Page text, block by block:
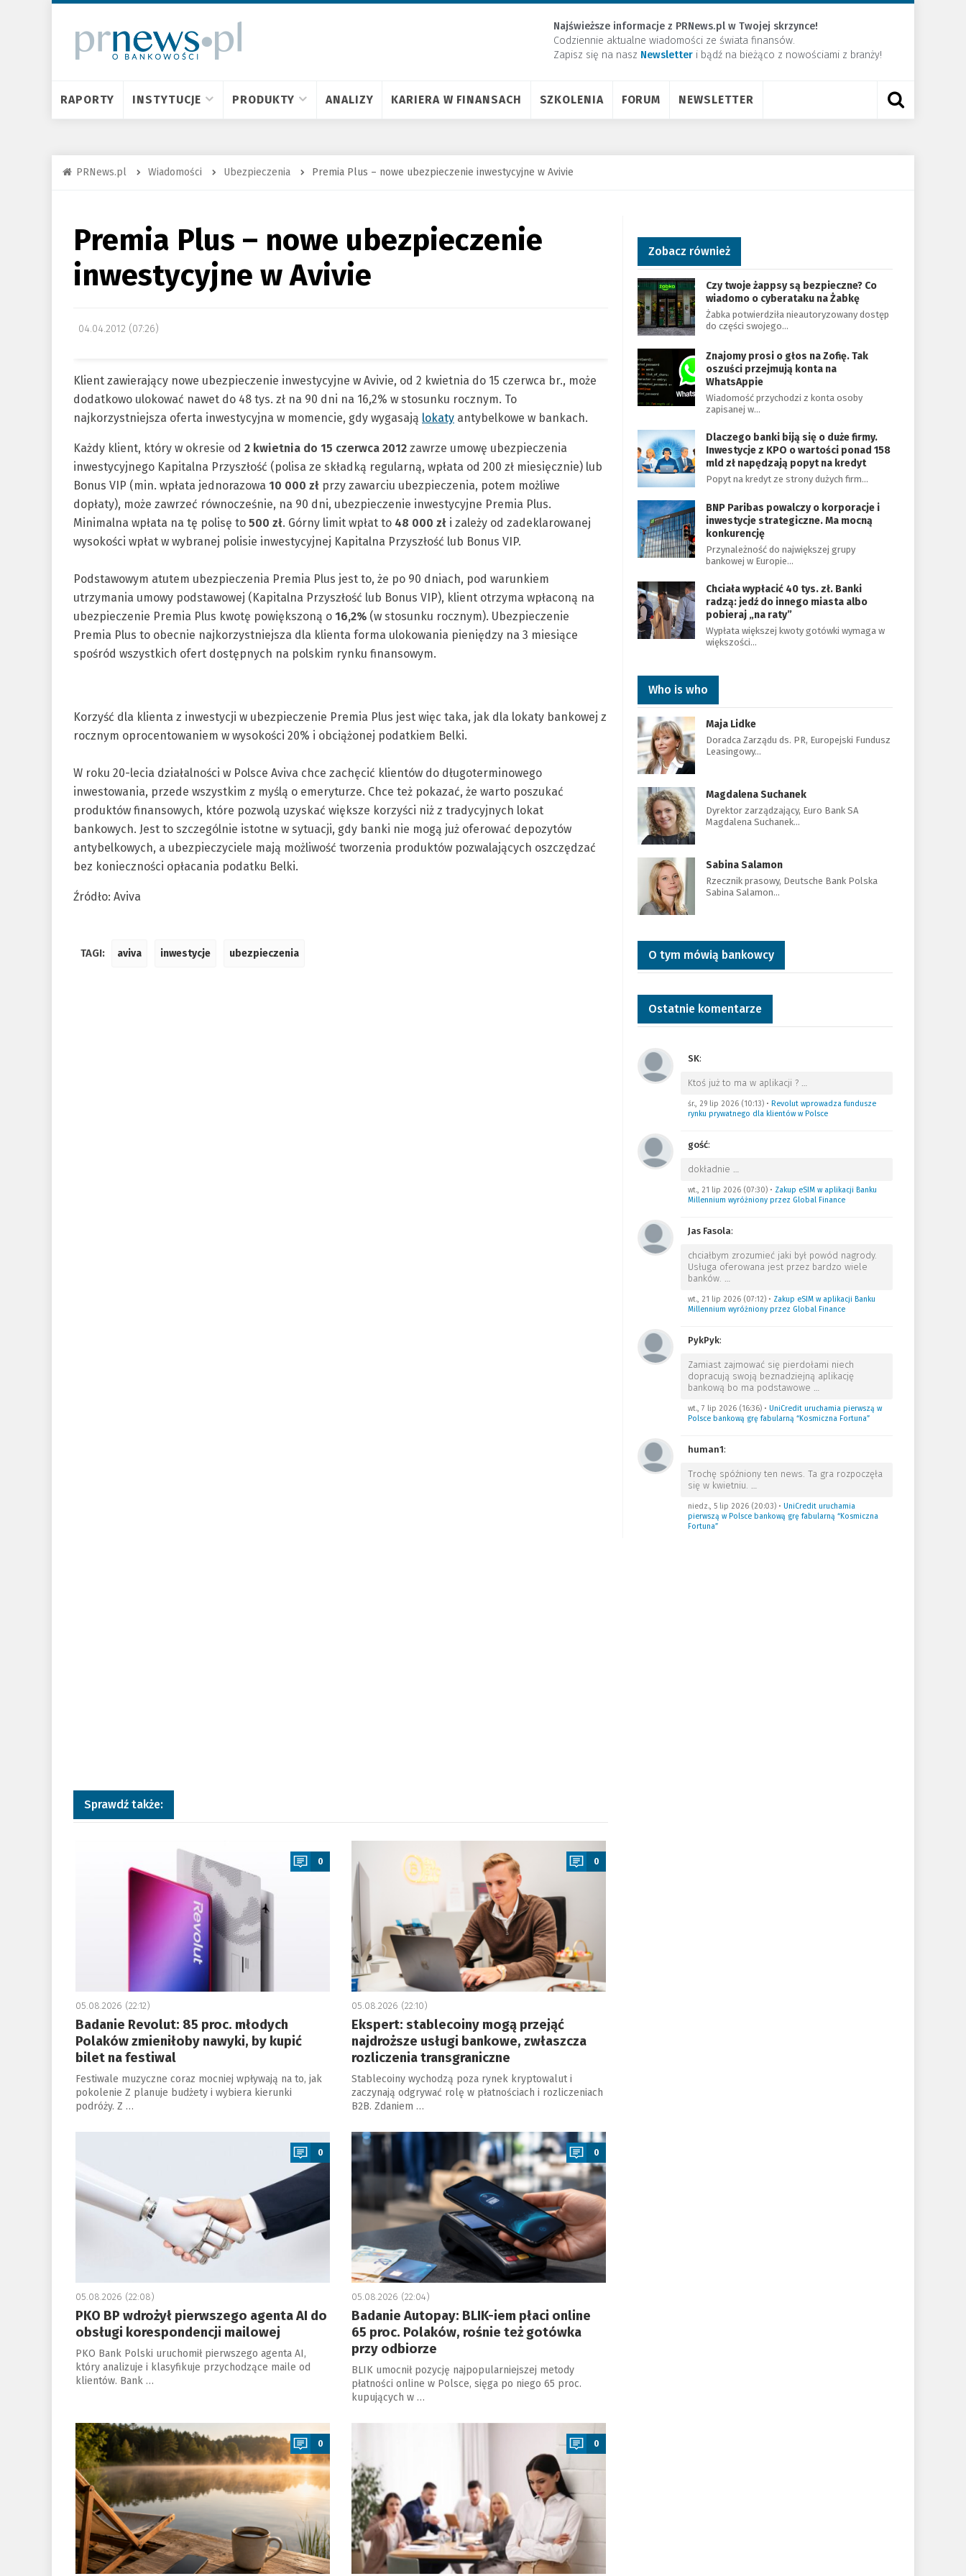
Najświeższe informacje z PRNews.pl w Twojej skrzynce!
Codziennie aktualne wiadomości ze świata finansów.
Zapisz się na nasz Newsletter ​i bądź na bieżąco z nowościami z branży!
RAPORTY INSTYTUCJE PRODUKTY ANALIZY KARIERA W FINANSACH SZKOLENIA FORUM NEWSLETTER
PRNews.pl Wiadomości Ubezpieczenia Premia Plus – nowe ubezpieczenie inwestycyjne w Avivie
Premia Plus – nowe ubezpieczenie
inwestycyjne w Avivie
04.04.2012 (07:26)
Klient zawierający nowe ubezpieczenie inwestycyjne w Avivie, od 2 kwietnia do 15 czerwca br., może
dodatkowo ulokować nawet do 48 tys. zł na 90 dni na 16,2% w stosunku rocznym. To
najkorzystniejsza oferta inwestycyjna w momencie, gdy wygasają lokaty antybelkowe w bankach.
Każdy klient, który w okresie od 2 kwietnia do 15 czerwca 2012 zawrze umowę ubezpieczenia
inwestycyjnego Kapitalna Przyszłość (polisa ze składką regularną, wpłata od 200 zł miesięcznie) lub
Bonus VIP (min. wpłata jednorazowa 10 000 zł przy zawarciu ubezpieczenia, potem możliwe
dopłaty), może zawrzeć równocześnie, na 90 dni, ubezpieczenie inwestycyjne Premia Plus.
Minimalna wpłata na tę polisę to 500 zł. Górny limit wpłat to 48 000 zł i zależy od zadeklarowanej
wysokości wpłat w wybranej polisie inwestycyjnej Kapitalna Przyszłość lub Bonus VIP.
Podstawowym atutem ubezpieczenia Premia Plus jest to, że po 90 dniach, pod warunkiem
utrzymania umowy podstawowej (Kapitalna Przyszłość lub Bonus VIP), klient otrzyma wpłaconą na
ubezpieczenie Premia Plus kwotę powiększoną o 16,2% (w stosunku rocznym). Ubezpieczenie
Premia Plus to obecnie najkorzystniejsza dla klienta forma ulokowania pieniędzy na 3 miesiące
spośród wszystkich ofert dostępnych na polskim rynku finansowym.
Korzyść dla klienta z inwestycji w ubezpieczenie Premia Plus jest więc taka, jak dla lokaty bankowej z
rocznym oprocentowaniem w wysokości 20% i obciążonej podatkiem Belki.
W roku 20-lecia działalności w Polsce Aviva chce zachęcić klientów do długoterminowego
inwestowania, przede wszystkim z myślą o emeryturze. Chce też pokazać, że warto poszukać
produktów finansowych, które pozwolą uzyskać większe korzyści niż z tradycyjnych lokat
bankowych. Jest to szczególnie istotne w sytuacji, gdy banki nie mogą już oferować depozytów
antybelkowych, a ubezpieczyciele mają możliwość tworzenia produktów pozwalających oszczędzać
bez konieczności opłacania podatku Belki.
Źródło: Aviva
TAGI: aviva inwestycje ubezpieczenia
Sprawdź także:
0
05.08.2026 (22:12)
Badanie Revolut: 85 proc. młodych
Polaków zmieniłoby nawyki, by kupić
bilet na festiwal
Festiwale muzyczne coraz mocniej wpływają na to, jak
pokolenie Z planuje budżety i wybiera kierunki
podróży. Z …
a
0
05.08.2026 (22:10)
Ekspert: stablecoiny mogą przejąć
najdroższe usługi bankowe, zwłaszcza
rozliczenia transgraniczne
Stablecoiny wychodzą poza rynek kryptowalut i
zaczynają odgrywać rolę w płatnościach i rozliczeniach
B2B. Zdaniem …
a
0
05.08.2026 (22:08)
PKO BP wdrożył pierwszego agenta AI do
obsługi korespondencji mailowej
PKO Bank Polski uruchomił pierwszego agenta AI,
który analizuje i klasyfikuje przychodzące maile od
klientów. Bank …
a
0
05.08.2026 (22:04)
Badanie Autopay: BLIK-iem płaci online
65 proc. Polaków, rośnie też gotówka
przy odbiorze
BLIK umocnił pozycję najpopularniejszej metody
płatności online w Polsce, sięga po niego 65 proc.
kupujących w …
a
0
a
0
Zobacz również
Czy twoje żappsy są bezpieczne? Co
wiadomo o cyberataku na Żabkę
Żabka potwierdziła nieautoryzowany dostęp
do części swojego…
Znajomy prosi o głos na Zofię. Tak
oszuści przejmują konta na
WhatsAppie
Wiadomość przychodzi z konta osoby
zapisanej w…
Dlaczego banki biją się o duże firmy.
Inwestycje z KPO o wartości ponad 158
mld zł napędzają popyt na kredyt
Popyt na kredyt ze strony dużych firm…
BNP Paribas powalczy o korporacje i
inwestycje strategiczne. Ma mocną
konkurencję
Przynależność do największej grupy
bankowej w Europie…
Chciała wypłacić 40 tys. zł. Banki
radzą: jedź do innego miasta albo
pobieraj „na raty”
Wypłata większej kwoty gotówki wymaga w
większości…
Who is who
Maja Lidke
Doradca Zarządu ds. PR, Europejski Fundusz
Leasingowy…
Magdalena Suchanek
Dyrektor zarządzający, Euro Bank SA
Magdalena Suchanek…
Sabina Salamon
Rzecznik prasowy, Deutsche Bank Polska
Sabina Salamon…
O tym mówią bankowcy
Ostatnie komentarze
SK:
Ktoś już to ma w aplikacji ? …
śr., 29 lip 2026 (10:13)• Revolut wprowadza fundusze
rynku prywatnego dla klientów w Polsce
gość:
dokładnie …
wt., 21 lip 2026 (07:30)• Zakup eSIM w aplikacji Banku
Millennium wyróżniony przez Global Finance
Jas Fasola:
chciałbym zrozumieć jaki był powód nagrody.
Usługa oferowana jest przez bardzo wiele
banków. …
wt., 21 lip 2026 (07:12)• Zakup eSIM w aplikacji Banku
Millennium wyróżniony przez Global Finance
PykPyk:
Zamiast zajmować się pierdołami niech
dopracują swoją beznadziejną aplikację
bankową bo ma podstawowe …
wt., 7 lip 2026 (16:36)• UniCredit uruchamia pierwszą w
Polsce bankową grę fabularną “Kosmiczna Fortuna”
human1:
Trochę spóźniony ten news. Ta gra rozpoczęła
się w kwietniu. …
niedz., 5 lip 2026 (20:03)• UniCredit uruchamia
pierwszą w Polsce bankową grę fabularną “Kosmiczna
Fortuna”